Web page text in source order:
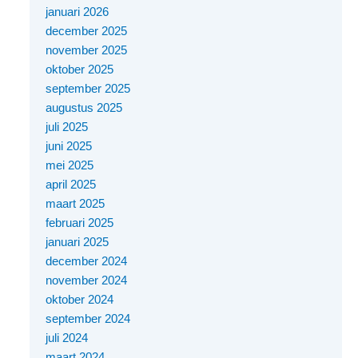
januari 2026
december 2025
november 2025
oktober 2025
september 2025
augustus 2025
juli 2025
juni 2025
mei 2025
april 2025
maart 2025
februari 2025
januari 2025
december 2024
november 2024
oktober 2024
september 2024
juli 2024